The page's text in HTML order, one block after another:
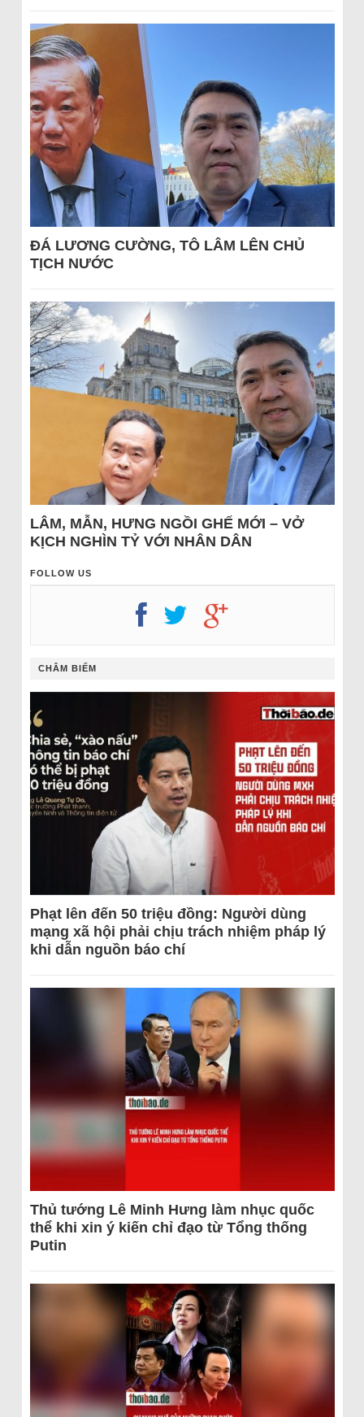
ĐÁ LƯƠNG CƯỜNG, TÔ LÂM LÊN CHỦ
TỊCH NƯỚC
LÂM, MẪN, HƯNG NGỒI GHẾ MỚI – VỞ
KỊCH NGHÌN TỶ VỚI NHÂN DÂN
FOLLOW US
CHÂM BIẾM
Phạt lên đến 50 triệu đồng: Người dùng
mạng xã hội phải chịu trách nhiệm pháp lý
khi dẫn nguồn báo chí
Thủ tướng Lê Minh Hưng làm nhục quốc
thể khi xin ý kiến chỉ đạo từ Tổng thống
Putin